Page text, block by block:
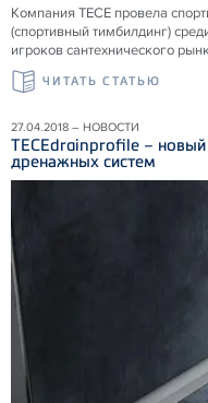
Компания ТЕСЕ провела
(спортивный тимбилдинг)
игроков сантехнического
ЧИТАТЬ СТАТЬЮ
27.04.2018 – НОВОСТИ
TECEdrainprofile –
дренажных систем